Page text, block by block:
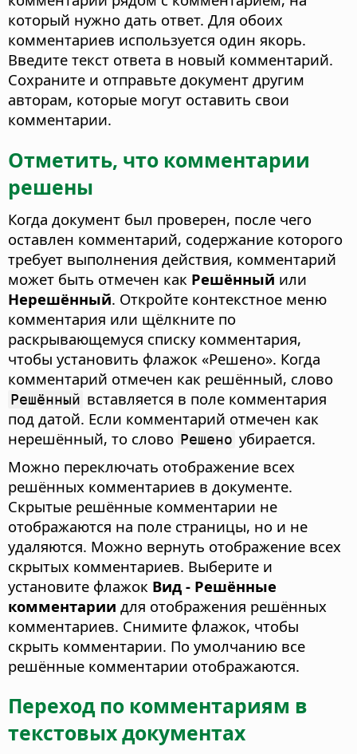
который нужно дать ответ. Для обоих
комментариев используется один якорь.
Введите текст ответа в новый комментарий.
Сохраните и отправьте документ другим
авторам, которые могут оставить свои
комментарии.
Отметить, что комментарии
решены
Когда документ был проверен, после чего
оставлен комментарий, содержание которого
требует выполнения действия, комментарий
может быть отмечен как Решённый или
Нерешённый. Откройте контекстное меню
комментария или щёлкните по
раскрывающемуся списку комментария,
чтобы установить флажок «Решено». Когда
комментарий отмечен как решённый, слово
Решённый вставляется в поле комментария
под датой. Если комментарий отмечен как
нерешённый, то слово Решено убирается.
Можно переключать отображение всех
решённых комментариев в документе.
Скрытые решённые комментарии не
отображаются на поле страницы, но и не
удаляются. Можно вернуть отображение всех
скрытых комментариев. Выберите и
установите флажок Вид - Решённые
комментарии для отображения решённых
комментариев. Снимите флажок, чтобы
скрыть комментарии. По умолчанию все
решённые комментарии отображаются.
Переход по комментариям в
текстовых документах